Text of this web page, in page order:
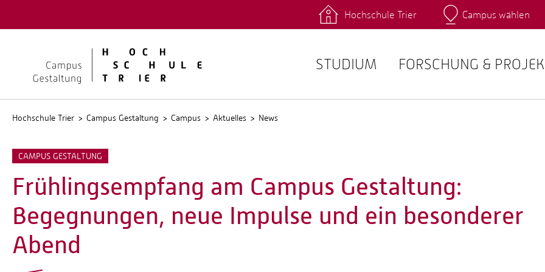
Kontakt Fachrichtungen Intranet
Hochschule Trier Campus wählen
STUDIUM FORSCHUNG &
Hochschule Trier Campus Gestaltung Campus Aktuelles News
CAMPUS GESTALTUNG
Frühlingsempfang am Campus Gestaltung:
Begegnungen, neue Impulse und ein besonderer
Abend